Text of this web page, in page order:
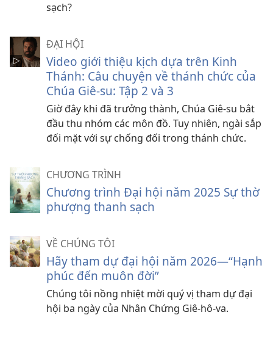
sạch?
ĐẠI HỘI
Video giới thiệu kịch dựa trên Kinh
Thánh: Câu chuyện về thánh chức của
Chúa Giê-su: Tập 2 và 3
Giờ đây khi đã trưởng thành, Chúa Giê-su bắt
đầu thu nhóm các môn đồ. Tuy nhiên, ngài sắp
đối mặt với sự chống đối trong thánh chức.
CHƯƠNG TRÌNH
Chương trình Đại hội năm 2025 Sự thờ
phượng thanh sạch
VỀ CHÚNG TÔI
Hãy tham dự đại hội năm 2026​—“Hạnh
phúc đến muôn đời”
Chúng tôi nồng nhiệt mời quý vị tham dự đại
hội ba ngày của Nhân Chứng Giê-hô-va.